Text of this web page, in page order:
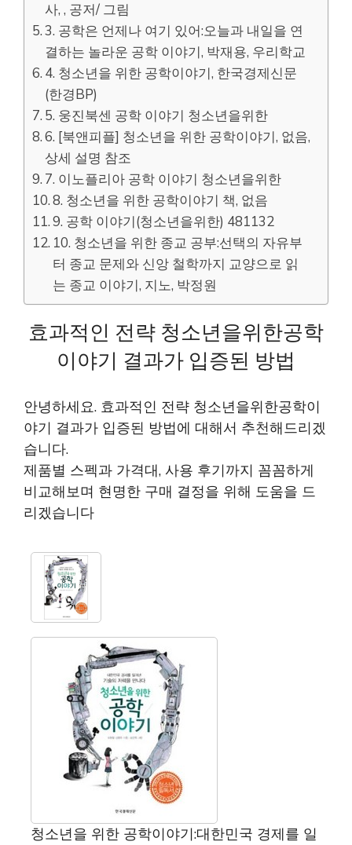
사, , 공저/ 그림
3. 공학은 언제나 여기 있어:오늘과 내일을 연
결하는 놀라운 공학 이야기, 박재용, 우리학교
4. 청소년을 위한 공학이야기, 한국경제신문
(한경BP)
5. 웅진북센 공학 이야기 청소년을위한
6. [북앤피플] 청소년을 위한 공학이야기, 없음,
상세 설명 참조
7. 이노플리아 공학 이야기 청소년을위한
8. 청소년을 위한 공학이야기 책, 없음
9. 공학 이야기(청소년을위한) 481132
10. 청소년을 위한 종교 공부:선택의 자유부
터 종교 문제와 신앙 철학까지 교양으로 읽
는 종교 이야기, 지노, 박정원
효과적인 전략 청소년을위한공학
이야기 결과가 입증된 방법
안녕하세요. 효과적인 전략 청소년을위한공학이
야기 결과가 입증된 방법에 대해서 추천해드리겠
습니다.
제품별 스펙과 가격대, 사용 후기까지 꼼꼼하게
비교해보며 현명한 구매 결정을 위해 도움을 드
리겠습니다
청소년을 위한 공학이야기:대한민국 경제를 일